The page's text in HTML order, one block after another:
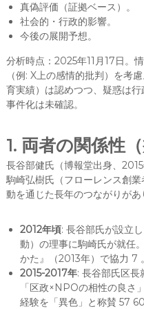
真偽評価（証拠ベース）。
社会的・行政的影響。
今後の展開予想。
分析時点：2025年11月17日。
（例: X上の感情的批判）を考
育実績）は認めつつ、疑惑は
事件化は未確認。
1. 両者の関係性
長谷部健氏（博報堂出身、
駒崎弘樹氏（フローレンス創
動を通じた長年のつながりがあ
2012年頃: 長谷部氏が設立
動）の理事に駒崎氏が就任
かた』（2013年）で協力 7 。
2015-2017年: 長谷部氏区
「区政×NPOの相性の良さ
経験を「異色」と称賛 57 60